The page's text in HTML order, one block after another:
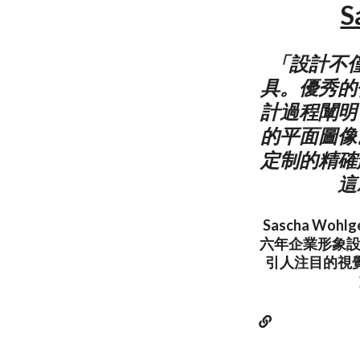
「設計
具。優秀
計過程闡
的平面圖
定制的精
Sascha
六年企業形象
引人注目的視